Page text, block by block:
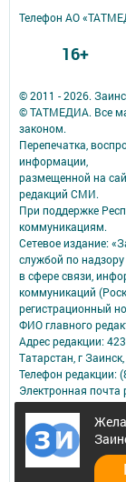
© 2011 - 2026.
© ТАТМЕДИА. Все
законом.
Перепечатка,
информации,
размещенной на
редакций СМИ.
При поддержке
коммуникациям.
Сетевое издание:
службой по надзору
в сфере связи,
коммуникаций
регистрационный
ФИО главного
Адрес редакции:
Татарстан, г
Телефон редакции:
Электронная почта
Для сообщений о
Учредитель СМИ:
АО «ТАТМЕДИА»
Телефон АО
16+